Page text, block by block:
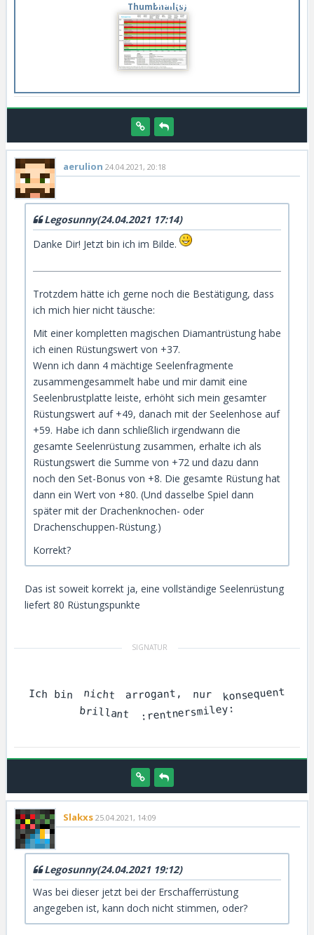
Dateien
Thumbnail(s)
aerulion 24.04.2021, 20:18
Legosunny(24.04.2021 17:14)
Danke Dir! Jetzt bin ich im Bilde.
Trotzdem hätte ich gerne noch die Bestätigung, dass
ich mich hier nicht täusche:
Mit einer kompletten magischen Diamantrüstung habe
ich einen Rüstungswert von +37.
Wenn ich dann 4 mächtige Seelenfragmente
zusammengesammelt habe und mir damit eine
Seelenbrustplatte leiste, erhöht sich mein gesamter
Rüstungswert auf +49, danach mit der Seelenhose auf
+59. Habe ich dann schließlich irgendwann die
gesamte Seelenrüstung zusammen, erhalte ich als
Rüstungswert die Summe von +72 und dazu dann
noch den Set-Bonus von +8. Die gesamte Rüstung hat
dann ein Wert von +80. (Und dasselbe Spiel dann
später mit der Drachenknochen- oder
Drachenschuppen-Rüstung.)
Korrekt?
Das ist soweit korrekt ja, eine vollständige Seelenrüstung
liefert 80 Rüstungspunkte
Ich bin nicht arrogant, nur konsequent
brillant :rentnersmiley:
Slakxs 25.04.2021, 14:09
Legosunny(24.04.2021 19:12)
Was bei dieser jetzt bei der Erschafferrüstung
angegeben ist, kann doch nicht stimmen, oder?